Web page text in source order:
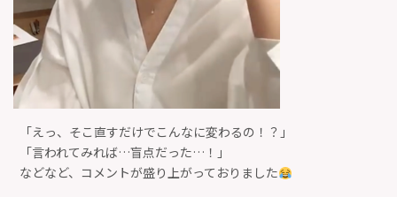
「えっ、そこ直すだけでこんなに変わるの！？」
「言われてみれば…盲点だった…！」
などなど、コメントが盛り上がっておりました